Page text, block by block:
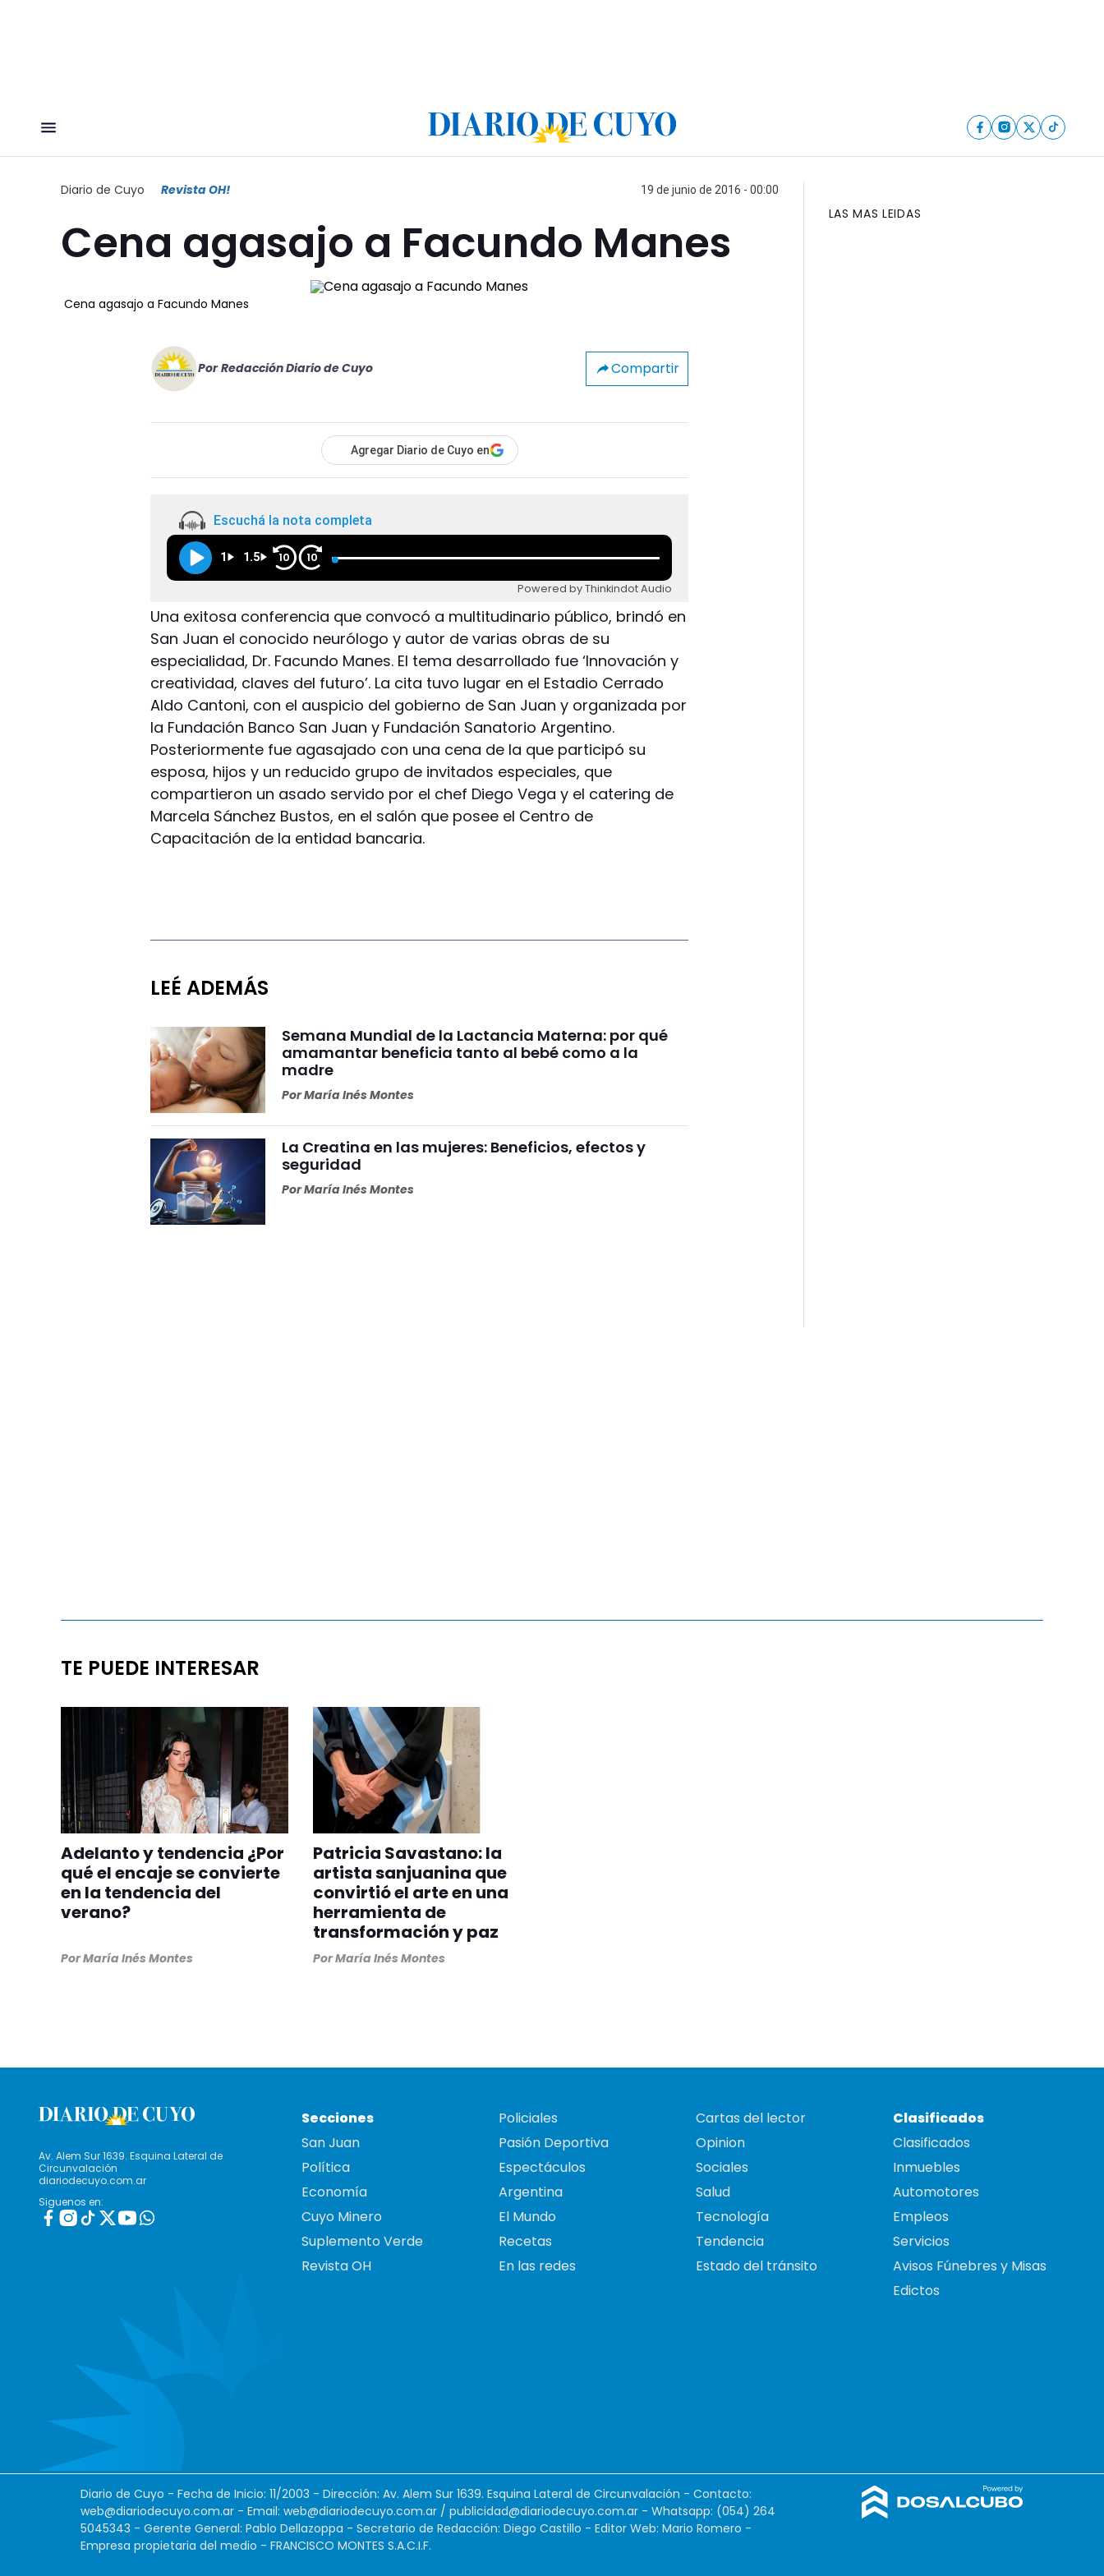
Diario de Cuyo Revista OH! 19 de junio de 2016 - 00:00
Cena agasajo a Facundo Manes
Cena agasajo a Facundo Manes
Por Redacción Diario de Cuyo Compartir
Agregar Diario de Cuyo en
Escuchá la nota completa
1 1.5 10 10
Powered by Thinkindot Audio
Una exitosa conferencia que convocó a multitudinario público, brindó en
San Juan el conocido neurólogo y autor de varias obras de su
especialidad, Dr. Facundo Manes. El tema desarrollado fue ‘Innovación y
creatividad, claves del futuro’. La cita tuvo lugar en el Estadio Cerrado
Aldo Cantoni, con el auspicio del gobierno de San Juan y organizada por
la Fundación Banco San Juan y Fundación Sanatorio Argentino.
Posteriormente fue agasajado con una cena de la que participó su
esposa, hijos y un reducido grupo de invitados especiales, que
compartieron un asado servido por el chef Diego Vega y el catering de
Marcela Sánchez Bustos, en el salón que posee el Centro de
Capacitación de la entidad bancaria.
LEÉ ADEMÁS
Semana Mundial de la Lactancia Materna: por qué
amamantar beneficia tanto al bebé como a la
madre
PorMaría Inés Montes
La Creatina en las mujeres: Beneficios, efectos y
seguridad
PorMaría Inés Montes
LAS MAS LEIDAS
TE PUEDE INTERESAR
Adelanto y tendencia ¿Por
qué el encaje se convierte
en la tendencia del
verano?
PorMaría Inés Montes
Patricia Savastano: la
artista sanjuanina que
convirtió el arte en una
herramienta de
transformación y paz
PorMaría Inés Montes
Av. Alem Sur 1639. Esquina Lateral de
Circunvalación
diariodecuyo.com.ar
Siguenos en:
Secciones
San Juan
Política
Economía
Cuyo Minero
Suplemento Verde
Revista OH
Policiales
Pasión Deportiva
Espectáculos
Argentina
El Mundo
Recetas
En las redes
Cartas del lector
Opinion
Sociales
Salud
Tecnología
Tendencia
Estado del tránsito
Clasificados
Clasificados
Inmuebles
Automotores
Empleos
Servicios
Avisos Fúnebres y Misas
Edictos
Diario de Cuyo - Fecha de Inicio: 11/2003 - Dirección: Av. Alem Sur 1639. Esquina Lateral de Circunvalación - Contacto:
web@diariodecuyo.com.ar - Email: web@diariodecuyo.com.ar / publicidad@diariodecuyo.com.ar - Whatsapp: (054) 264
5045343 - Gerente General: Pablo Dellazoppa - Secretario de Redacción: Diego Castillo - Editor Web: Mario Romero -
Empresa propietaria del medio - FRANCISCO MONTES S.A.C.I.F.